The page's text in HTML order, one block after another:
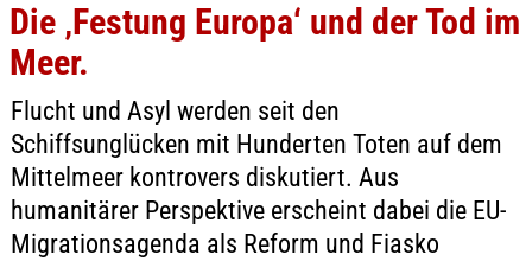
Die ‚Festung Europa‘ und der Tod im
Meer.
Flucht und Asyl werden seit den
Schiffsunglücken mit Hunderten Toten auf dem
Mittelmeer kontrovers diskutiert. Aus
humanitärer Perspektive erscheint dabei die EU-
Migrationsagenda als Reform und Fiasko